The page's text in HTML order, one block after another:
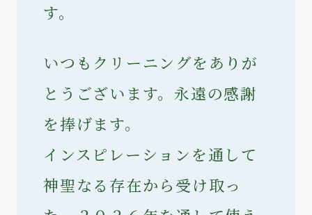
す。
いつもクリーニングをありが
とうございます。永遠の感謝
を捧げます。
インスピレーションを通して
神聖なる存在から受け取っ